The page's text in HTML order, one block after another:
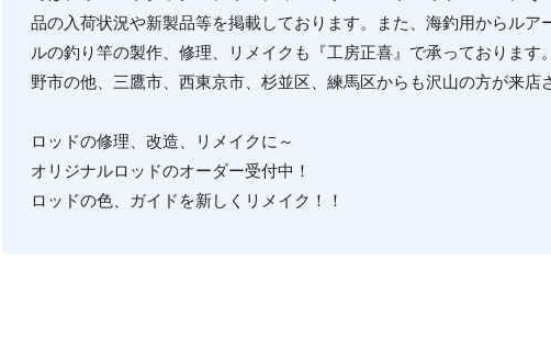
品の入荷状況や新製品等を掲載しております。また、海釣用からルア
ルの釣り竿の製作、修理、リメイクも『工房正喜』で承っております
野市の他、三鷹市、西東京市、杉並区、練馬区からも沢山の方が来店
ロッドの修理、改造、リメイクに～
オリジナルロッドのオーダー受付中！
ロッドの色、ガイドを新しくリメイク！！